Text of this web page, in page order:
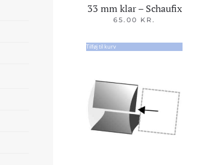
33 mm klar – Schaufix
65.00 KR.
Tilføj til kurv